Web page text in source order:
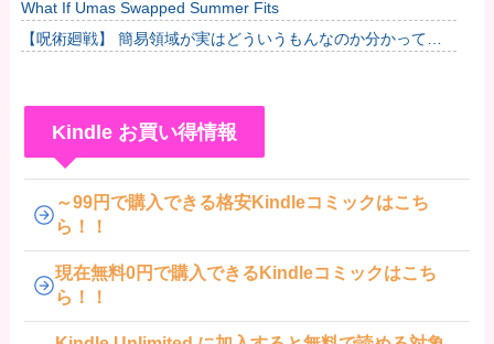
What If Umas Swapped Summer Fits
【呪術廻戦】 簡易領域が実はどういうもんなのか分かってな
Kindle お買い得情報
～99円で購入できる格安Kindleコミックはこち
ら！！
現在無料0円で購入できるKindleコミックはこち
ら！！